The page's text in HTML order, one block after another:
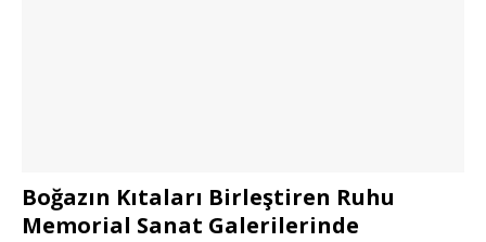
Boğazın Kıtaları Birleştiren Ruhu
Memorial Sanat Galerilerinde